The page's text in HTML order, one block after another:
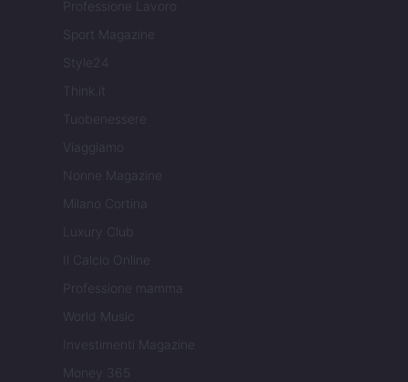
Professione Lavoro
Sport Magazine
Style24
Think.it
Tuobenessere
Viaggiamo
Nonne Magazine
Milano Cortina
Luxury Club
Il Calcio Online
Professione mamma
World Music
Investimenti Magazine
Money 365